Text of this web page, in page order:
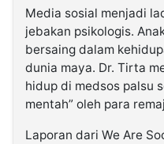
Media sosial menjadi
jebakan psikologis.
bersaing dalam
dunia maya. Dr. Tirta
hidup di medsos palsu
mentah” oleh para
Laporan dari We Are